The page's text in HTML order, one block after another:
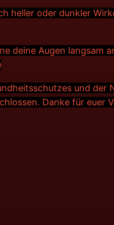
heller oder dunkler
deine Augen langsam
und der
Danke für euer